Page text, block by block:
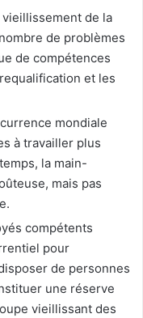
vieillissement de la
de problèmes
de compétences
et les
mondiale
à travailler plus
la main-
mais pas
compétents
pour
de personnes
une réserve
vieillissant des